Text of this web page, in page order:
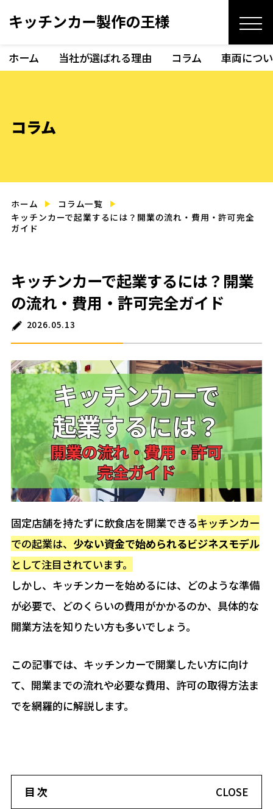
キッチンカー製作の王様
ホーム 当社が選ばれる理由 コラム 車両につ
コラム
ホーム
コラム一覧
キッチンカーで起業するには？開業の流れ・費用・許可完全
ガイド
キッチンカーで起業するには？開業
の流れ・費用・許可完全ガイド
2026.05.13
固定店舗を持たずに飲食店を開業できるキッチンカー
での起業は、 少ない資金で始められるビジネスモデル
として注目されています。
しかし、キッチンカーを始めるには、どのような準備
が必要で、どのくらいの費用がかかるのか、具体的な
開業方法を知りたい方も多いでしょう。
この記事では、キッチンカーで開業したい方に向け
て、開業までの流れや必要な費用、許可の取得方法ま
でを網羅的に解説します。
目 次 CLOSE